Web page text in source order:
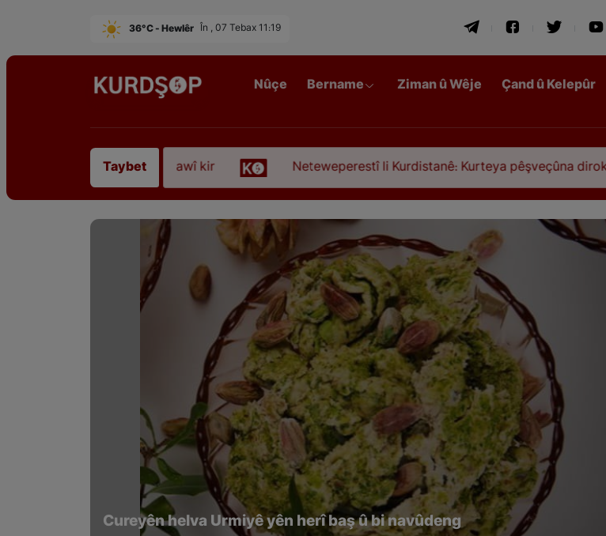
36°C - Hewlêr În , 07 Tebax 11:19
Nûçe Bername Ziman û Wêje Çand û Kelepûr
Taybet
koça dawî kir Neteweperestî li Kurdistanê: Kurteya pêşveçûna dirokî û civakî-siyasî
Cureyên helva Urmiyê yên herî baş û bi navûdeng